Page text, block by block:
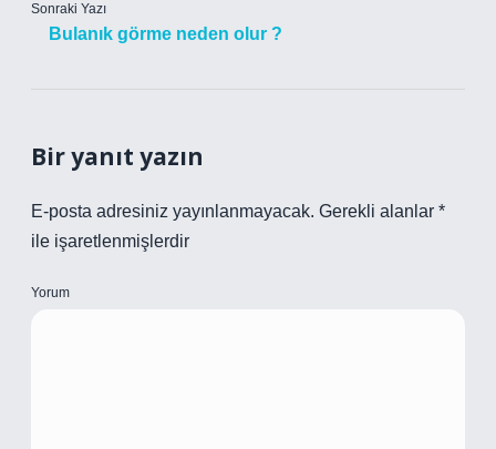
Sonraki Yazı
Bulanık görme neden olur ?
Bir yanıt yazın
E-posta adresiniz yayınlanmayacak. Gerekli alanlar *
ile işaretlenmişlerdir
Yorum